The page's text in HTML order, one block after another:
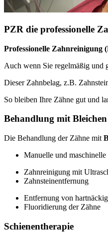
PZR die professionelle
Professionelle Zahnreinigung
Auch wenn Sie regelmäßig und
Dieser Zahnbelag, z.B.
So bleiben Ihre Zähne gut und
Behandlung mit Bleichen
Die Behandlung der Zähne mit
Manuelle und
Zahnreinigung mit
Zahnsteinentfernung
Entfernung von
Fluoridierung der Zähne
Schienentherapie